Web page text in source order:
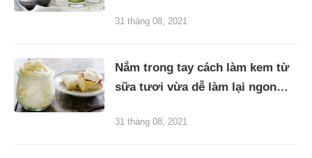
31 tháng 08, 2021
Nắm trong tay cách làm kem từ
sữa tươi vừa dễ làm lại ngon
31 tháng 08, 2021